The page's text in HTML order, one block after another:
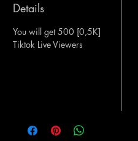
Details
You will get 500 [0,5K]
Tiktok Live Viewers